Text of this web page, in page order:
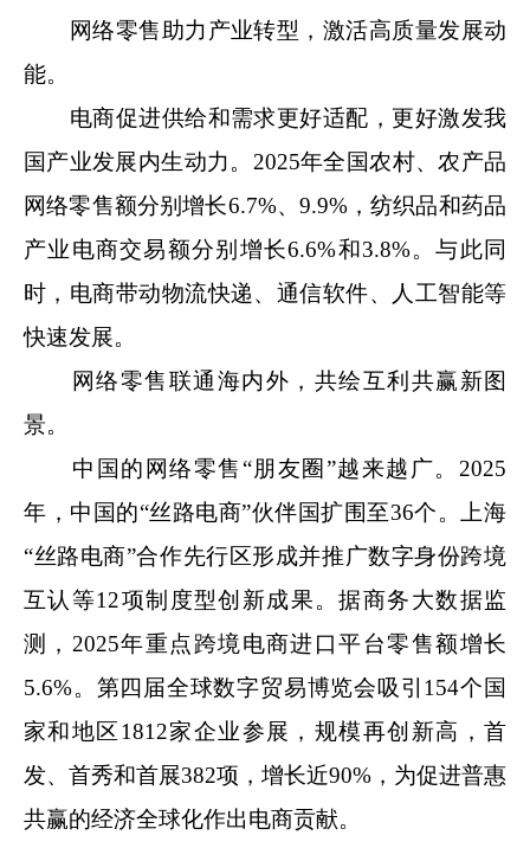
网络零售助力产业转型，激活高质量发展动
能。
电商促进供给和需求更好适配，更好激发我
国产业发展内生动力。2025年全国农村、农产品
网络零售额分别增长6.7%、9.9%，纺织品和药品
产业电商交易额分别增长6.6%和3.8%。与此同
时，电商带动物流快递、通信软件、人工智能等
快速发展。
网络零售联通海内外，共绘互利共赢新图
景。
中国的网络零售“朋友圈”越来越广。2025
年，中国的“丝路电商”伙伴国扩围至36个。上海
“丝路电商”合作先行区形成并推广数字身份跨境
互认等12项制度型创新成果。据商务大数据监
测，2025年重点跨境电商进口平台零售额增长
5.6%。第四届全球数字贸易博览会吸引154个国
家和地区1812家企业参展，规模再创新高，首
发、首秀和首展382项，增长近90%，为促进普惠
共赢的经济全球化作出电商贡献。